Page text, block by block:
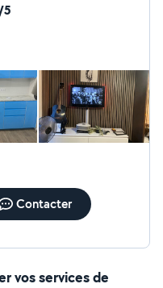
réparer des fenêtres
serrures
5
Contacter
vos services de